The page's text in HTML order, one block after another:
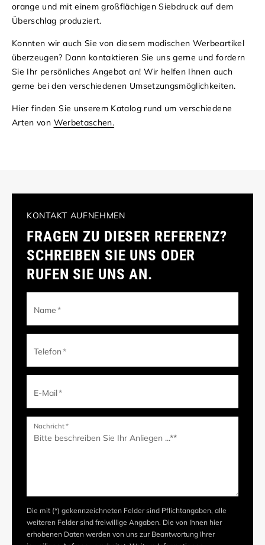
orange und mit einem großflächigen Siebdruck auf dem
Überschlag produziert.
Konnten wir auch Sie von diesem modischen Werbeartikel
überzeugen? Dann kontaktieren Sie uns gerne und fordern
Sie Ihr persönliches Angebot an! Wir helfen Ihnen auch
gerne bei den verschiedenen Umsetzungsmöglichkeiten.
Hier finden Sie unserem Katalog rund um verschiedene
Arten von Werbetaschen.
KONTAKT AUFNEHMEN
FRAGEN ZU DIESER REFERENZ?
SCHREIBEN SIE UNS ODER
RUFEN SIE UNS AN.
Name*
Telefon*
E-Mail*
Nachricht*
Die mit (*) gekennzeichneten Felder sind Pflichtangaben, alle
weiteren Felder sind freiwillige Angaben. Die von Ihnen hier
erhobenen Daten werden von uns zur Beantwortung Ihrer